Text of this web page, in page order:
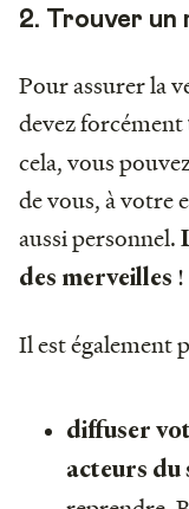
2. Trouver un
Pour assurer la
devez forcément
cela, vous
de vous, à votre
aussi personnel.
des merveilles !
Il est également
diffuser
acteurs du